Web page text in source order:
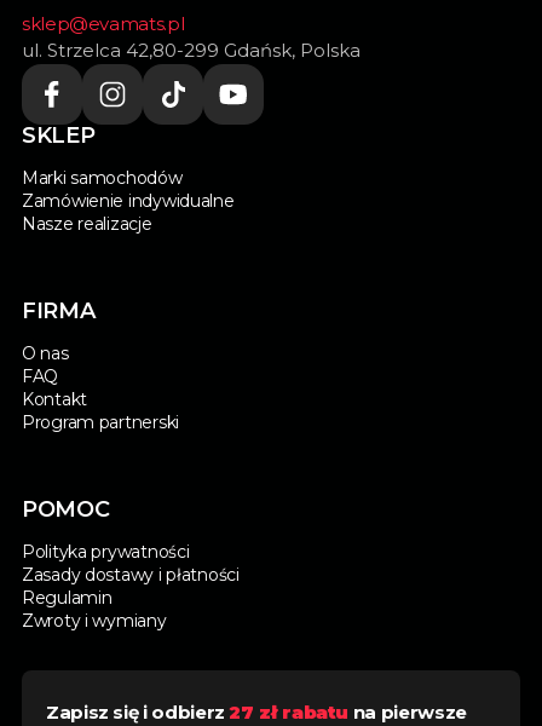
SKLEP
Marki samochodów
Zamówienie indywidualne
Nasze realizacje
FIRMA
O nas
FAQ
Kontakt
Program partnerski
POMOC
Polityka prywatności
Zasady dostawy i płatności
Regulamin
Zwroty i wymiany
sklep@evamats.pl
ul. Strzelca 42,80-299 Gdańsk, Polska
Zapisz się i odbierz27 zł rabatu na pierwsze